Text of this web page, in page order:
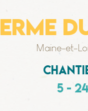
Maine-et-
5 -